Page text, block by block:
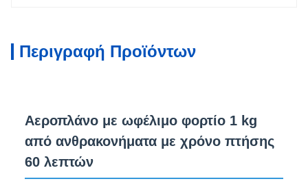
Περιγραφή Προϊόντων
Αεροπλάνο με ωφέλιμο φορτίο 1 kg
από ανθρακονήματα με χρόνο πτήσης
60 λεπτών